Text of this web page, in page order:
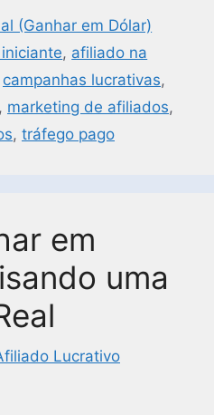
(Ganhar em Dólar)
, afiliado na
campanhas lucrativas,
, marketing de afiliados,
, tráfego pago
em
uma
Lucrativo